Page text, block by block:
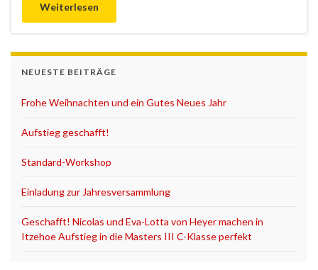
Weiterlesen
NEUESTE BEITRÄGE
Frohe Weihnachten und ein Gutes Neues Jahr
Aufstieg geschafft!
Standard-Workshop
Einladung zur Jahresversammlung
Geschafft! Nicolas und Eva-Lotta von Heyer machen in
Itzehoe Aufstieg in die Masters III C-Klasse perfekt